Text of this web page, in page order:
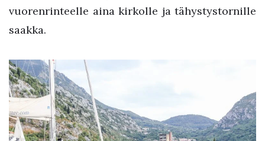
vuorenrinteelle aina kirkolle ja tähystystornille
saakka.